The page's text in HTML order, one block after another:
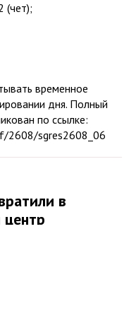
(чет);
временное
дня. Полный
по ссылке:
2608/sgres2608_06
в